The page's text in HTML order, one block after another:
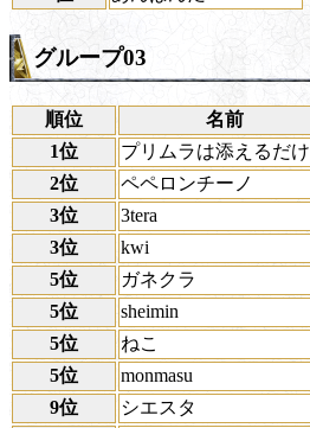
グループ03
順位
名前
1位
プリムラは添えるだけ
2位
ペペロンチーノ
3位
3tera
3位
kwi
5位
ガネクラ
5位
sheimin
5位
ねこ
5位
monmasu
9位
シエスタ